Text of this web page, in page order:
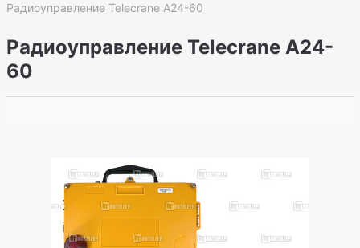
Радиоуправление Telecrane A24-60
Радиоуправление Telecrane A24-
60